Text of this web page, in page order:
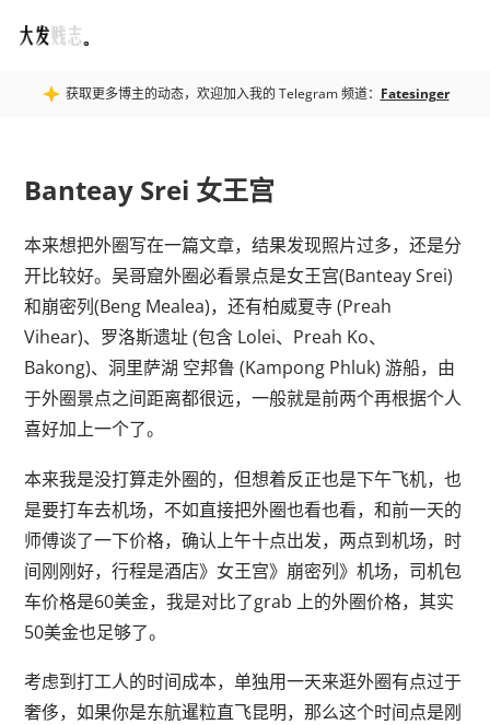
Fatesinger
获取更多博主的动态，欢迎加入我的 Telegram 频道： Fatesinger
Banteay Srei 女王宫
本来想把外圈写在一篇文章，结果发现照片过多，还是分
开比较好。吴哥窟外圈必看景点是女王宫(Banteay Srei)
和崩密列(Beng Mealea)，还有柏威夏寺 (Preah
Vihear)、罗洛斯遗址 (包含 Lolei、Preah Ko、
Bakong)、洞里萨湖 空邦鲁 (Kampong Phluk) 游船，由
于外圈景点之间距离都很远，一般就是前两个再根据个人
喜好加上一个了。
本来我是没打算走外圈的，但想着反正也是下午飞机，也
是要打车去机场，不如直接把外圈也看也看，和前一天的
师傅谈了一下价格，确认上午十点出发，两点到机场，时
间刚刚好，行程是酒店》女王宫》崩密列》机场，司机包
车价格是60美金，我是对比了grab 上的外圈价格，其实
50美金也足够了。
考虑到打工人的时间成本，单独用一天来逛外圈有点过于
奢侈，如果你是东航暹粒直飞昆明，那么这个时间点是刚